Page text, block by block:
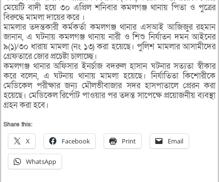
মেয়েটি বাদী হয়ে ৩০ এপ্রিল শনিবার কমলগঞ্জ থানায় পিতা ও পুত্রের
বিরুদ্ধে মামলা দায়ের করে ।
মামলার তদন্তকারী কর্মকর্তা কমলগঞ্জ থানার এসআই আজিজুর রহমান
জানান, এ ঘটনায় কমলগঞ্জ থানায় নারী ও শিশু নির্যাতন দমন আইনের
৯(১)/৩০ ধারায় মামলা (নং ১৩) করা হয়েছে। পুলিশ মামলার আসামীদের
গ্রেফতারে জোর প্রচেষ্টা চালাচ্ছে।
কমলগঞ্জ থানার অফিসার ইনর্চাজ বদরুল হাসান ঘটনার সত্যতা স্বীকার
করে বলেন, এ ঘটনায় থানায় মামলা হয়েছে। নির্যাতিতা কিশোরীকে
মেডিকেল পরীক্ষার জন্য মৌলভীবাজার সদর হাসপাতালে প্রেরন করা
হয়েছে। মেডিকেল রির্পোট পাওয়ার পর তদন্ত সাপেক্ষে প্রয়োজনীয় ব্যবস্থা
গ্রহন করা হবে।
Share this:
X Facebook Print Email
WhatsApp